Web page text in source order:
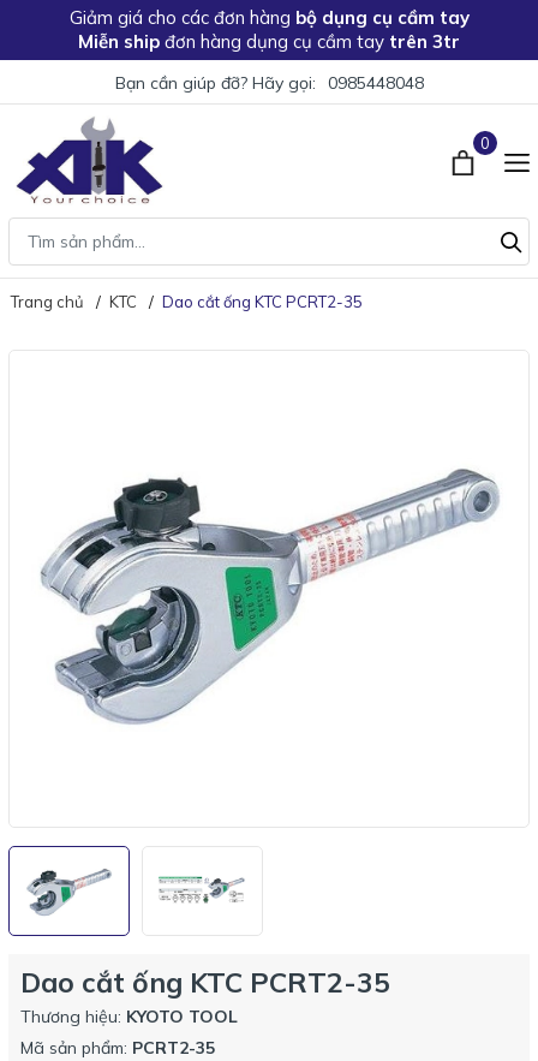
Giảm giá cho các đơn hàng bộ dụng cụ cầm tay
Miễn ship đơn hàng dụng cụ cầm tay trên 3tr
Bạn cần giúp đỡ? Hãy gọi: 0985448048
0
Trang chủ KTC Dao cắt ống KTC PCRT2-35
Dao cắt ống KTC PCRT2-35
Thương hiệu: KYOTO TOOL
Mã sản phẩm: PCRT2-35